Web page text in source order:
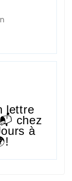
lettre
chez
à